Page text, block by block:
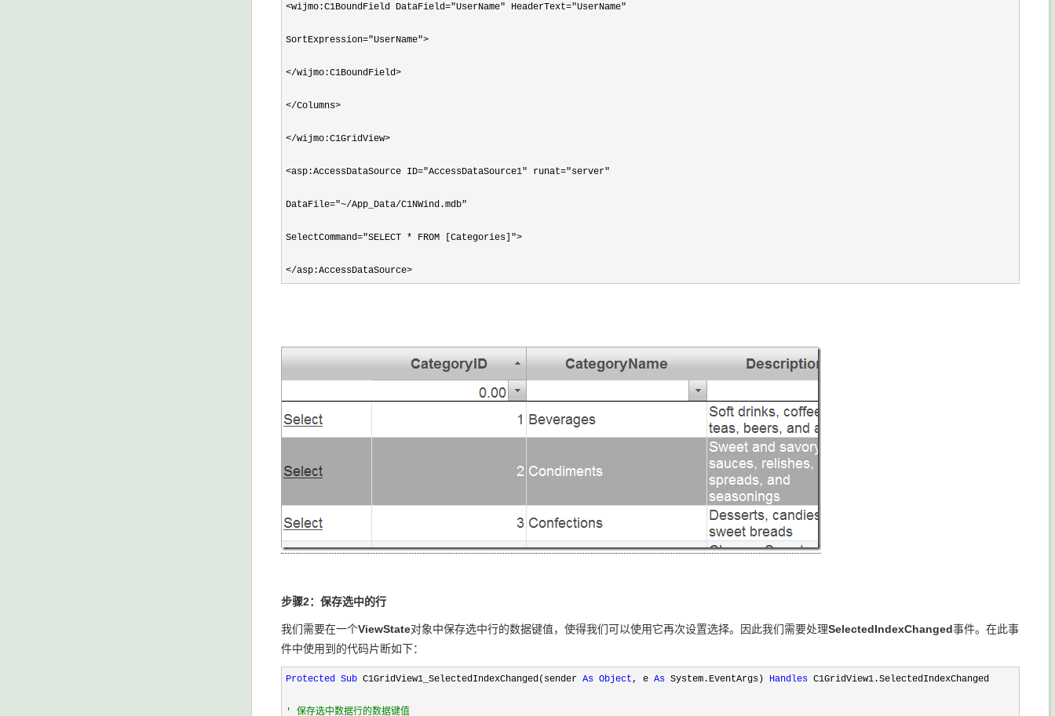
<wijmo:C1BoundField DataField="UserName" HeaderText="UserName"
SortExpression="UserName">
</wijmo:C1BoundField>
</Columns>
</wijmo:C1GridView>
<asp:AccessDataSource ID="AccessDataSource1" runat="server"
DataFile="~/App_Data/C1NWind.mdb"
SelectCommand="SELECT * FROM [Categories]">
</asp:AccessDataSource>
步骤2： 保存选中的行
我们需要在一个ViewState对象中保存选中行的数据键值，使得我们可以使用它再次设置选择。因此我们需要处理SelectedIndexChanged事件。在此事
件中使用到的代码片断如下：
Protected Sub C1GridView1_SelectedIndexChanged(sender As Object, e As System.EventArgs) Handles C1GridView1.SelectedIndexChanged
' 保存选中数据行的数据键值